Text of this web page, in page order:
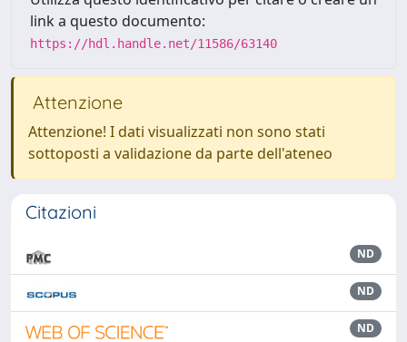
link a questo documento:
https://hdl.handle.net/11586/63140
Attenzione
Attenzione! I dati visualizzati non sono stati
sottoposti a validazione da parte dell'ateneo
Citazioni
ND
ND
ND